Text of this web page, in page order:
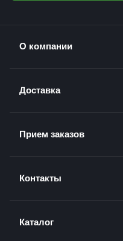
О компании
Доставка
Прием заказов
Контакты
Каталог